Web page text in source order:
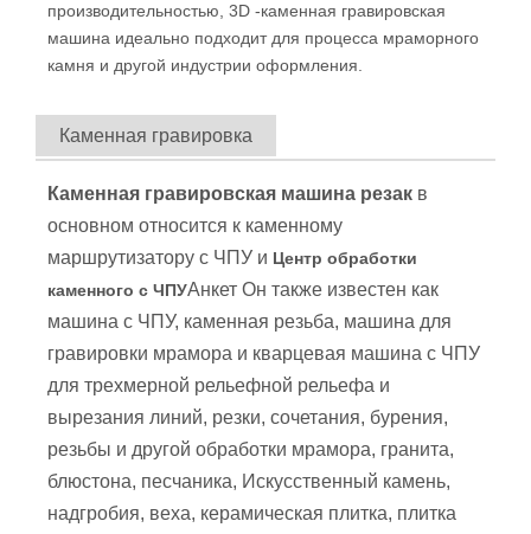
производительностью, 3D -каменная гравировская
машина идеально подходит для процесса мраморного
камня и другой индустрии оформления.
Каменная гравировка
Каменная гравировская машина резак в
основном относится к каменному
маршрутизатору с ЧПУ и Центр обработки
каменного с ЧПУАнкет Он также известен как
машина с ЧПУ, каменная резьба, машина для
гравировки мрамора и кварцевая машина с ЧПУ
для трехмерной рельефной рельефа и
вырезания линий, резки, сочетания, бурения,
резьбы и другой обработки мрамора, гранита,
блюстона, песчаника, Искусственный камень,
надгробия, веха, керамическая плитка, плитка